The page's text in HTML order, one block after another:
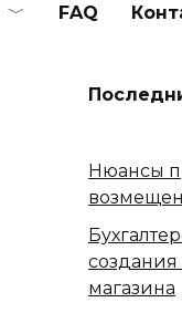
FAQ
Нюансы
создания
магазина